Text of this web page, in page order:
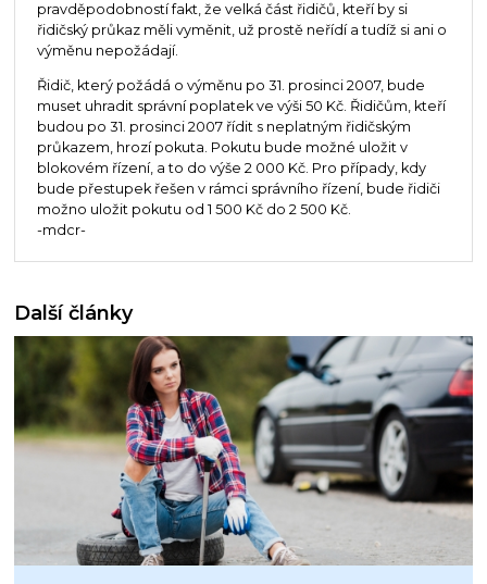
pravděpodobností fakt, že velká část řidičů, kteří by si
řidičský průkaz měli vyměnit, už prostě neřídí a tudíž si ani o
výměnu nepožádají.
Řidič, který požádá o výměnu po 31. prosinci 2007, bude
muset uhradit správní poplatek ve výši 50 Kč. Řidičům, kteří
budou po 31. prosinci 2007 řídit s neplatným řidičským
průkazem, hrozí pokuta. Pokutu bude možné uložit v
blokovém řízení, a to do výše 2 000 Kč. Pro případy, kdy
bude přestupek řešen v rámci správního řízení, bude řidiči
možno uložit pokutu od 1 500 Kč do 2 500 Kč.
-mdcr-
Další články